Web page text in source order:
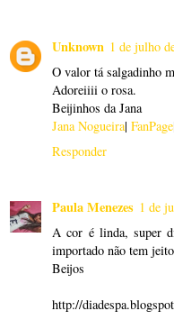
Unknown 1 de julho
O valor tá salgadinho
Adoreiiii o rosa.
Beijinhos da Jana
Jana Nogueira| FanPage
Responder
Paula Menezes 1 de
A cor é linda, super
importado não tem
Beijos
http://